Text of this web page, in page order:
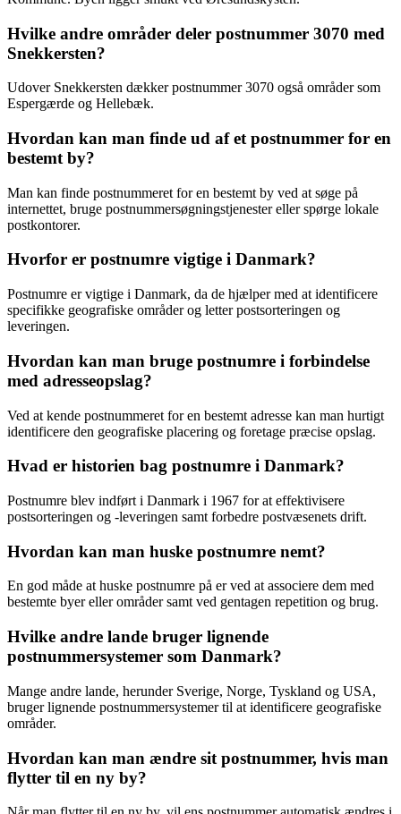
Hvilke andre områder deler postnummer 3070 med
Snekkersten?
Udover Snekkersten dækker postnummer 3070 også områder som
Espergærde og Hellebæk.
Hvordan kan man finde ud af et postnummer for en
bestemt by?
Man kan finde postnummeret for en bestemt by ved at søge på
internettet, bruge postnummersøgningstjenester eller spørge lokale
postkontorer.
Hvorfor er postnumre vigtige i Danmark?
Postnumre er vigtige i Danmark, da de hjælper med at identificere
specifikke geografiske områder og letter postsorteringen og
leveringen.
Hvordan kan man bruge postnumre i forbindelse
med adresseopslag?
Ved at kende postnummeret for en bestemt adresse kan man hurtigt
identificere den geografiske placering og foretage præcise opslag.
Hvad er historien bag postnumre i Danmark?
Postnumre blev indført i Danmark i 1967 for at effektivisere
postsorteringen og -leveringen samt forbedre postvæsenets drift.
Hvordan kan man huske postnumre nemt?
En god måde at huske postnumre på er ved at associere dem med
bestemte byer eller områder samt ved gentagen repetition og brug.
Hvilke andre lande bruger lignende
postnummersystemer som Danmark?
Mange andre lande, herunder Sverige, Norge, Tyskland og USA,
bruger lignende postnummersystemer til at identificere geografiske
områder.
Hvordan kan man ændre sit postnummer, hvis man
flytter til en ny by?